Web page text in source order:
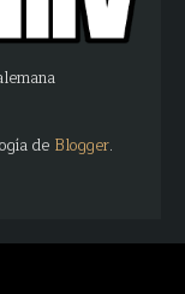
de Blogger.